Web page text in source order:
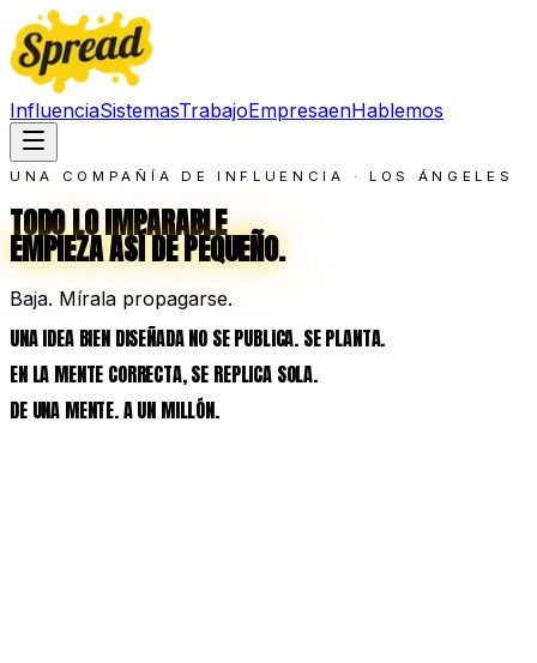
InfluenciaSistemasTrabajoEmpresaenHablemos
UNA COMPAÑÍA DE INFLUENCIA · LOS ÁNGELES
TODO LO IMPARABLE
EMPIEZA ASÍ DE PEQUEÑO.
Baja. Mírala propagarse.
UNA IDEA BIEN DISEÑADA NO SE PUBLICA. SE PLANTA.
EN LA MENTE CORRECTA, SE REPLICA SOLA.
DE UNA MENTE. A UN MILLÓN.